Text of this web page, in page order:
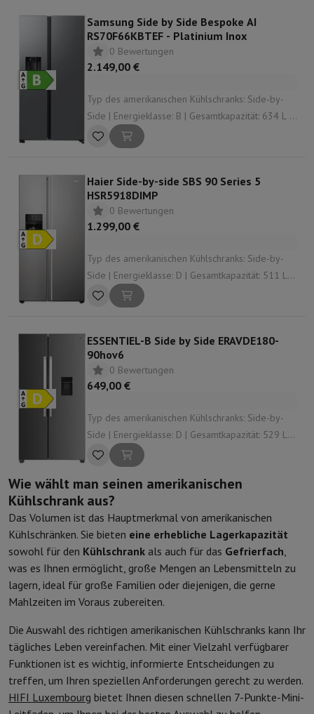
Samsung Side by Side Bespoke AI
RS70F66KBTEF - Platinium Inox
0 Bewertungen
2.149,00 €
Typ des amerikanischen Kühlschranks: Side-by-
Side | Energieklasse: B | Gesamtkapazität: 634 L |
Dispensator: Wasser- und Eisspender |
Geräuschpegel: 32 dB
Haier Side-by-side SBS 90 Series 5
HSR5918DIMP
0 Bewertungen
1.299,00 €
Typ des amerikanischen Kühlschranks: Side-by-
Side | Energieklasse: D | Gesamtkapazität: 511 L |
Dispensator: Wasser- und Eisspender |
Geräuschpegel: 40 dB
ESSENTIEL-B Side by Side ERAVDE180-
90hov6
0 Bewertungen
649,00 €
Typ des amerikanischen Kühlschranks: Side-by-
Side | Energieklasse: D | Gesamtkapazität: 529 L |
Dispensator: Wasserspender | Geräuschpegel: 39
Wie wählt man seinen amerikanischen
Kühlschrank aus?
Das Volumen ist das Hauptmerkmal von amerikanischen
Kühlschränken. Sie bieten eine erhebliche Lagerkapazität
sowohl für den Kühlschrank als auch für das Gefrierfach,
was es Ihnen ermöglicht, große Mengen an Lebensmitteln zu
lagern, ideal für große Familien oder diejenigen, die gerne
Mahlzeiten im Voraus zubereiten.
Die Auswahl des richtigen amerikanischen Kühlschranks kann Ihr
tägliches Leben vereinfachen. Mit einer Vielzahl verfügbarer
Funktionen ist es wichtig, informierte Entscheidungen zu
treffen, um Ihren speziellen Anforderungen gerecht zu werden.
HIFI Luxembourg bietet Ihnen diesen schnellen 7-Punkte-Mini-